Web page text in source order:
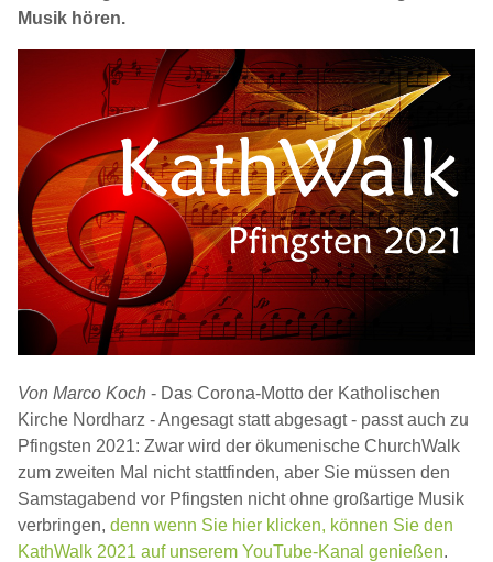
Musik hören.
Von Marco Koch - Das Corona-Motto der Katholischen
Kirche Nordharz - Angesagt statt abgesagt - passt auch zu
Pfingsten 2021: Zwar wird der ökumenische ChurchWalk
zum zweiten Mal nicht stattfinden, aber Sie müssen den
Samstagabend vor Pfingsten nicht ohne großartige Musik
verbringen, denn wenn Sie hier klicken, können Sie den
KathWalk 2021 auf unserem YouTube-Kanal genießen.